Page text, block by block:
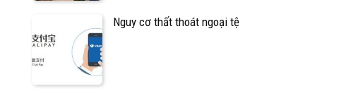
Nguy cơ thất thoát ngoại tệ